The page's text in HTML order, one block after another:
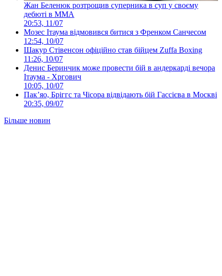
Жан Беленюк розтрощив суперника в суп у своєму
дебюті в ММА
20:53, 11/07
Мозес Ітаума відмовився битися з Френком Санчесом
12:54, 10/07
Шакур Стівенсон офіційно став бійцем Zuffa Boxing
11:26, 10/07
Денис Беринчик може провести бій в андеркарді вечора
Ітаума - Хргович
10:05, 10/07
Пакʼяо, Бріггс та Чісора відвідають бій Гассієва в Москві
20:35, 09/07
Більше новин